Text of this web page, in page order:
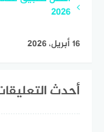
2026
16 أبريل، 2026
أحدث